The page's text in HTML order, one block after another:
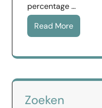
percentage …
Read More
Zoeken